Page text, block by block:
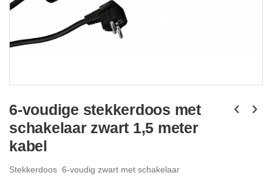
naar
het
begin
de
gallerij
6-voudige stekkerdoos met
schakelaar zwart 1,5 meter
kabel
Stekkerdoos 6-voudig zwart met schakelaar